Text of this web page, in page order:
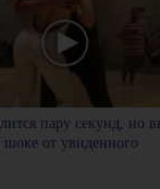
пару секунд, но
шоке от увиденного